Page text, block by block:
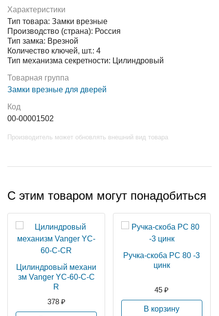
Характеристики
Тип товара: Замки врезные
Производство (страна): Россия
Тип замка: Врезной
Количество ключей, шт.: 4
Тип механизма секретности: Цилиндровый
Товарная группа
Замки врезные для дверей
Код
00-00001502
Производитель может обновлять внешний вид товара
С этим товаром могут понадобиться
Цилиндровый механи
зм Vanger YC-60-C-C
R
378 ₽
Ручка-скоба РС 80 -3
цинк
45 ₽
В корзину